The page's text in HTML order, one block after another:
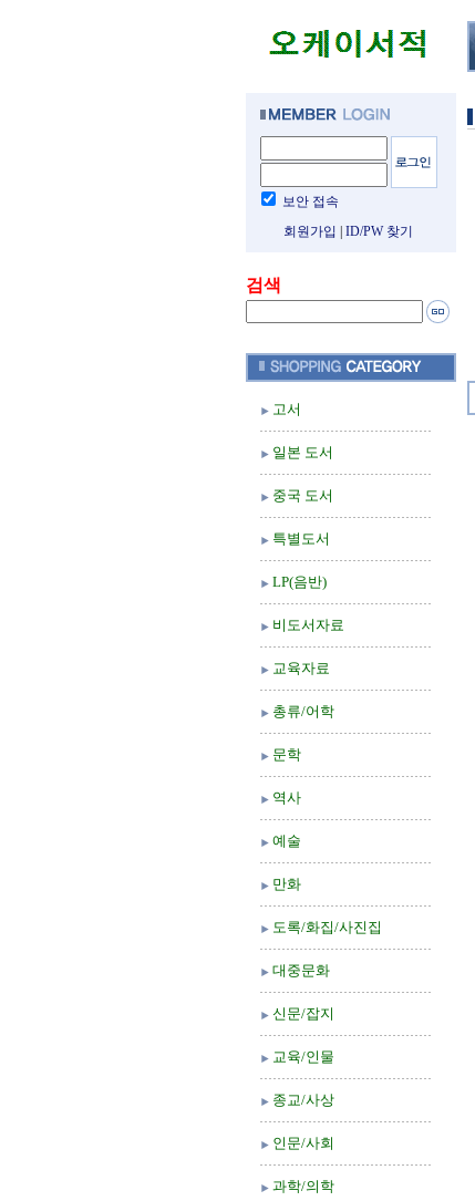
보안 접속
회원가입
ID/PW 찾기
검색
고서
일본 도서
중국 도서
특별도서
LP(음반)
비도서자료
교육자료
총류/어학
문학
역사
예술
만화
도록/화집/사진집
대중문화
신문/잡지
교육/인물
종교/사상
인문/사회
과학/의학